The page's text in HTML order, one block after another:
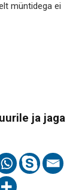
müntidega ei
ja jaga